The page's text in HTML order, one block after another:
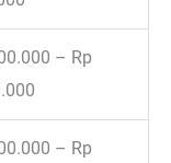
– Rp
– Rp